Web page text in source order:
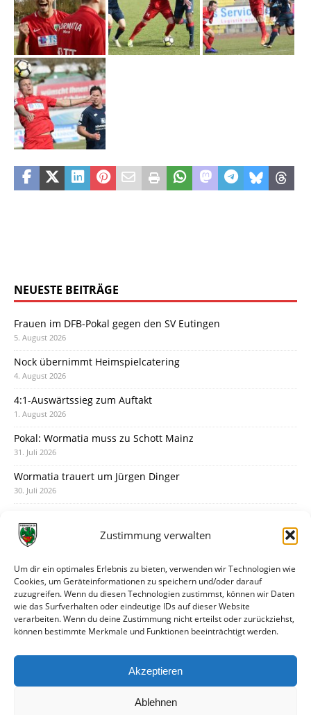
Zustimmung verwalten
Um dir ein optimales Erlebnis zu bieten, verwenden wir Technologien wie
Cookies, um Geräteinformationen zu speichern und/oder darauf
zuzugreifen. Wenn du diesen Technologien zustimmst, können wir Daten
wie das Surfverhalten oder eindeutige IDs auf dieser Website
verarbeiten. Wenn du deine Zustimmung nicht erteilst oder zurückziehst,
können bestimmte Merkmale und Funktionen beeinträchtigt werden.
Akzeptieren
Ablehnen
NEUESTE BEITRÄGE
Frauen im DFB-Pokal gegen den SV Eutingen
5. August 2026
Nock übernimmt Heimspielcatering
4. August 2026
4:1-Auswärtssieg zum Auftakt
1. August 2026
Pokal: Wormatia muss zu Schott Mainz
31. Juli 2026
Wormatia trauert um Jürgen Dinger
30. Juli 2026
28. Juli 2026
28. Juli 2026
Neue Podcast-Folge: So tickt Björn!
27. Juli 2026
Eindrücke vom Stadionfest
Unterhaltsamer Abschlusstest mit später Niederlage
25. Juli 2026